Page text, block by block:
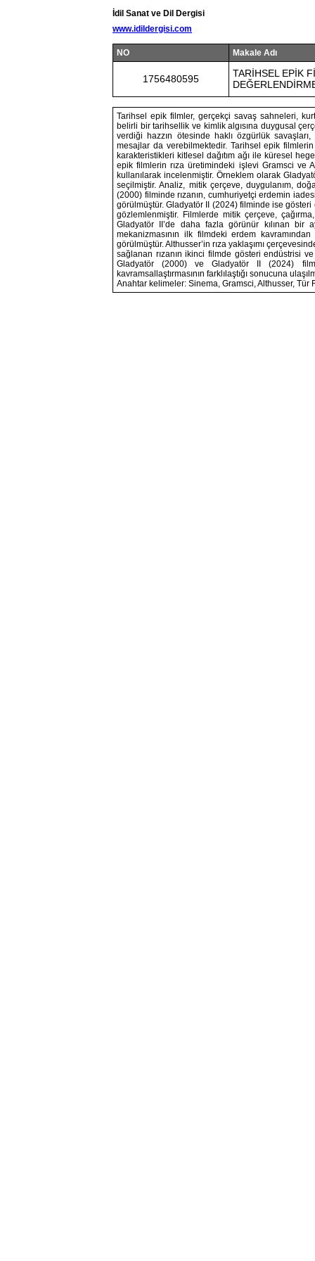
İdil Sanat ve Dil Dergisi
www.idildergisi.com
NO Makale Adı
1756480595
TARİHSEL EPİK
Tarihsel epik filmler, gerçekçi savaş sahneleri,
belirli bir tarihsellik ve kimlik algısına duygusal
verdiği hazzın ötesinde haklı özgürlük
mesajlar da verebilmektedir. Tarihsel epik
karakteristikleri kitlesel dağıtım ağı ile küresel
epik filmlerin rıza üretimindeki işlevi Gramsci ve
kullanılarak incelenmiştir. Örneklem olarak
seçilmiştir. Analiz, mitik çerçeve, duygulanım,
(2000) filminde rızanın, cumhuriyetçi erdemin
görülmüştür. Gladyatör II (2024) filminde ise
gözlemlenmiştir. Filmlerde mitik çerçeve,
Gladyatör II’de daha fazla görünür kılınan bir
mekanizmasının ilk filmdeki erdem
görülmüştür. Althusser’in rıza yaklaşımı
sağlanan rızanın ikinci filmde gösteri endüstrisi
Gladyatör (2000) ve Gladyatör II (2024)
kavramsallaştırmasının farklılaştığı sonucuna
Anahtar kelimeler: Sinema, Gramsci, Althusser, Tür